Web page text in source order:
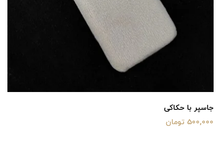
جاسپر با حکاکی
500,000 تومان